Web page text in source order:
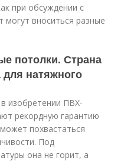
при обсуждении с
вноситься разные
потолки. Страна
натяжного
изобретении ПВХ-
рекордную гарантию
похвастаться
Под
она не горит, а